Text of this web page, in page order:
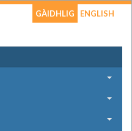
GÀIDHLIG ENGLISH